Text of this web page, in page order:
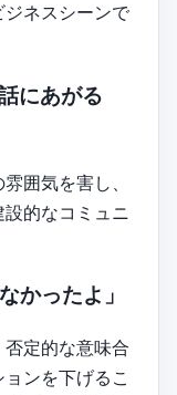
ネスシーンで
にあがる
囲気を害し、
的なコミュニ
かったよ」
定的な意味合
ンを下げるこ